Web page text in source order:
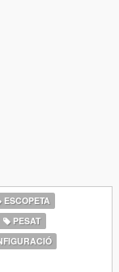
ESCOPETA
PESAT